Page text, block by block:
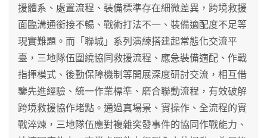
援體系、處置流程、裝備標準存在細微差異，跨境救援
面臨溝通銜接不暢、戰術打法不一、裝備適配度不足等
現實難題。而「聯城」系列演練搭建起常態化交流平
臺，三地隊伍圍繞協同救援流程、應急裝備適配、作戰
指揮模式、後勤保障機制等開展深度研討交流，相互借
鑒先進經驗、統一作業標準、磨合聯動流程，有效破解
跨境救援協作堵點。通過真場景、實操作、全流程的實
戰淬煉，三地隊伍應對複雜突發事件的協同作戰能力、